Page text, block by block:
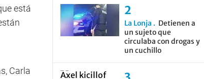
está
Carla
La Lonja
Detienen a
un sujeto que
circulaba con drogas y
un cuchillo